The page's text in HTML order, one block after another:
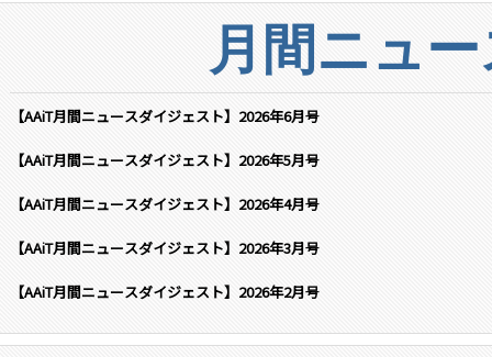
月間ニュ
【AAiT月間ニュースダイジェスト】2026年6月号
【AAiT月間ニュースダイジェスト】2026年5月号
【AAiT月間ニュースダイジェスト】2026年4月号
【AAiT月間ニュースダイジェスト】2026年3月号
【AAiT月間ニュースダイジェスト】2026年2月号